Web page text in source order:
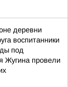
деревни
воспитанники
под
Жугина провели